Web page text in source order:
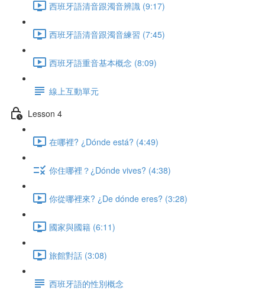
西班牙語清音跟濁音辨識 (9:17)
西班牙語清音跟濁音練習 (7:45)
西班牙語重音基本概念 (8:09)
線上互動單元
Lesson 4
在哪裡? ¿Dónde está? (4:49)
你住哪裡？¿Dónde vives? (4:38)
你從哪裡來? ¿De dónde eres? (3:28)
國家與國籍 (6:11)
旅館對話 (3:08)
西班牙語的性別概念